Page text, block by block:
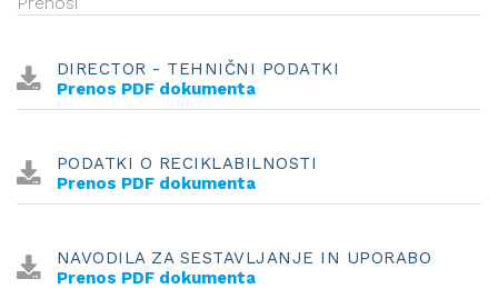
DIRECTOR - TEHNIČNI PODATKI
Prenos PDF dokumenta
PODATKI O RECIKLABILNOSTI
Prenos PDF dokumenta
NAVODILA ZA SESTAVLJANJE IN UPORABO
Prenos PDF dokumenta